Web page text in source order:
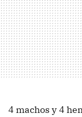
4 machos y 4